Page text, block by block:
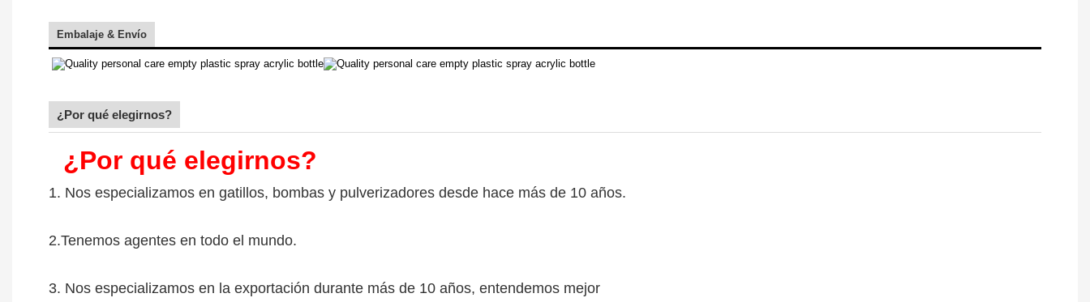
Embalaje & Envío
¿Por qué elegirnos?
¿Por qué elegirnos?
1. Nos especializamos en gatillos, bombas y pulverizadores desde hace más de 10 años.
2.Tenemos agentes en todo el mundo.
3. Nos especializamos en la exportación durante más de 10 años, entendemos mejor